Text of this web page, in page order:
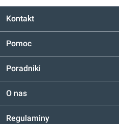
Kontakt
Pomoc
Poradniki
O nas
Regulaminy